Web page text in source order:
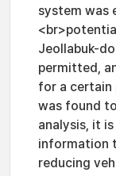
system was
Jeollabuk-
permitted,
for a certain
was found
analysis, it
information
reducing